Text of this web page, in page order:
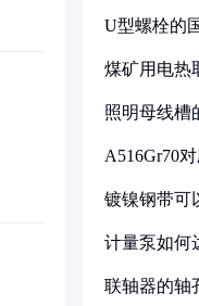
U型螺栓的
煤矿用电热
照明母线槽
A516Gr70
镀镍钢带可
计量泵如何
联轴器的轴